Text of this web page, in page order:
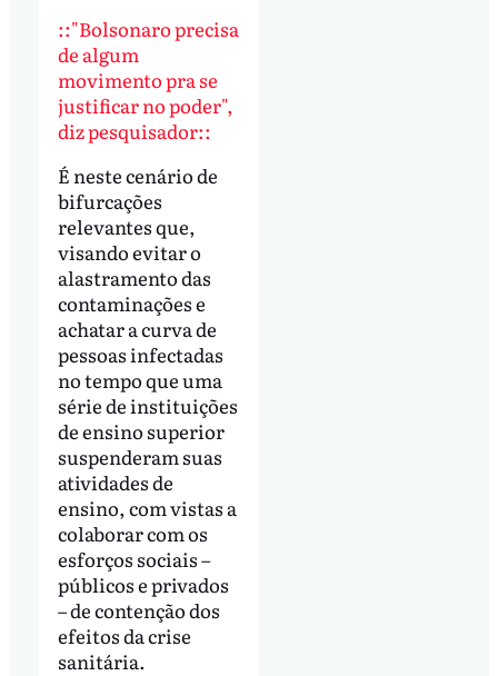
::"Bolsonaro precisa
de algum
movimento pra se
justificar no poder",
diz pesquisador::
É neste cenário de
bifurcações
relevantes que,
visando evitar o
alastramento das
contaminações e
achatar a curva de
pessoas infectadas
no tempo que uma
série de instituições
de ensino superior
suspenderam suas
atividades de
ensino, com vistas a
colaborar com os
esforços sociais –
públicos e privados
– de contenção dos
efeitos da crise
sanitária.